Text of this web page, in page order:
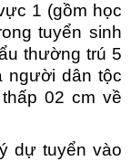
1 (gồm học
tuyển sinh
thường trú 5
người dân tộc
02 cm về
dự tuyển vào